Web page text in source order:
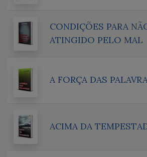
CONDIÇÕES PARA
ATINGIDO PELO MAL
A FORÇA DAS
ACIMA DA